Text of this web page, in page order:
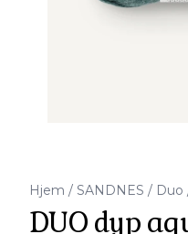
Hjem / SANDNES / Duo
DUO dyp